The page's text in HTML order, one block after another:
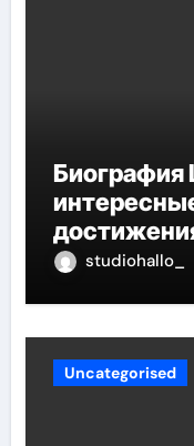
studiohallo_
Uncategorised